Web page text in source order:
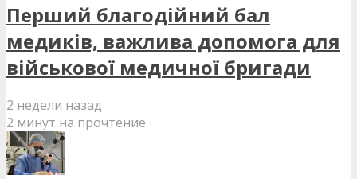
Перший благодійний бал
медиків, важлива допомога для
військової медичної бригади
2 недели назад
2 минут на прочтение